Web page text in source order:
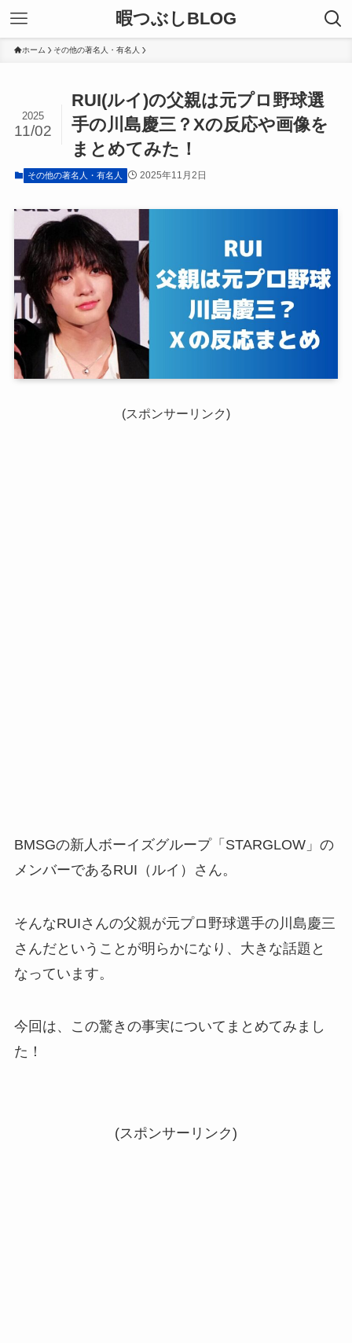
暇つぶしBLOG
ホーム その他の著名人・有名人
RUI(ルイ)の父親は元プロ野球選
手の川島慶三？Xの反応や画像を
まとめてみた！
2025
11/02
その他の著名人・有名人 2025年11月2日
(スポンサーリンク)
BMSGの新人ボーイズグループ「STARGLOW」の
メンバーであるRUI（ルイ）さん。
そんなRUIさんの父親が元プロ野球選手の川島慶三
さんだということが明らかになり、大きな話題と
なっています。
今回は、この驚きの事実についてまとめてみまし
た！
(スポンサーリンク)